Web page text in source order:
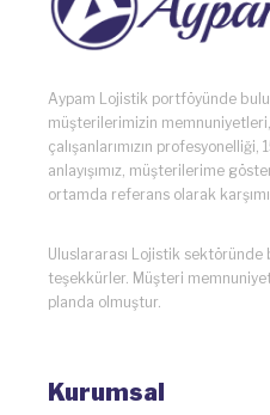
Aypam Lojistik portföyünde
müşterilerimizin
çalışanlarımızın
anlayışımız, müşterilerime
ortamda referans olarak
Uluslararası Lojistik
teşekkürler. Müşteri
planda olmuştur.
Kurumsal